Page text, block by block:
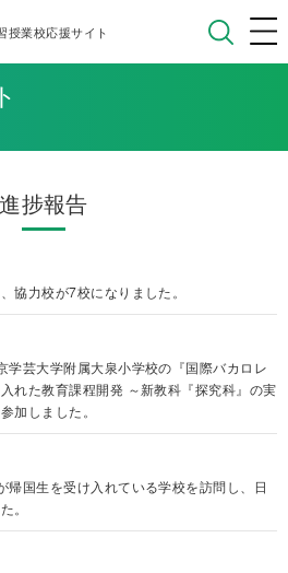
授業校応援サイト
進捗報告
協力校が7校になりました。
学芸大学附属大泉小学校の『国際バカロレ
れた教育課程開発 ～新教科『探究科』の実
加しました。
帰国生を受け入れている学校を訪問し、日
。